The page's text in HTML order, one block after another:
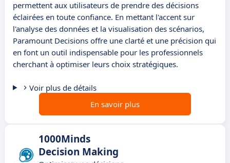
permettent aux utilisateurs de prendre des décisions
éclairées en toute confiance. En mettant l'accent sur
l'analyse des données et la visualisation des scénarios,
Paramount Decisions offre une clarté et une précision qui
en font un outil indispensable pour les professionnels
cherchant à optimiser leurs choix stratégiques.
Voir plus de détails
En savoir plus
1000Minds
Decision Making